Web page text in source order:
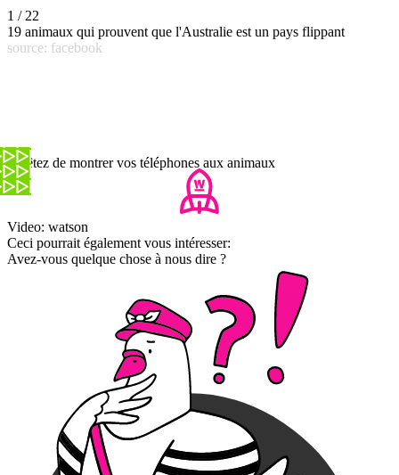
1 / 22
19 animaux qui prouvent que l'Australie est un pays flippant
source: facebook
Arrêtez de montrer vos téléphones aux animaux
Video: watson
Ceci pourrait également vous intéresser:
Avez-vous quelque chose à nous dire ?